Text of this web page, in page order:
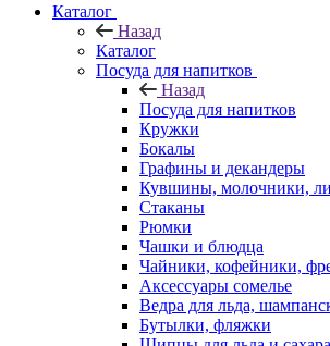
Каталог
Назад
Каталог
Посуда для напитков
Назад
Посуда для напитков
Кружки
Бокалы
Графины и декандеры
Кувшины, молочники,
Стаканы
Рюмки
Чашки и блюдца
Чайники, кофейники,
Аксессуары сомелье
Ведра для льда,
Бутылки, фляжки